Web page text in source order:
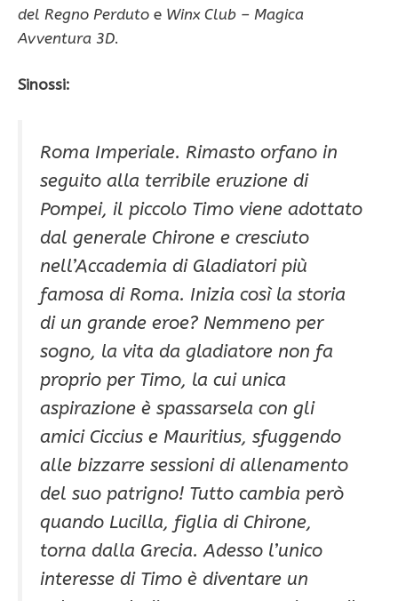
del Regno Perduto e Winx Club – Magica
Avventura 3D.
Sinossi:
Roma Imperiale. Rimasto orfano in
seguito alla terribile eruzione di
Pompei, il piccolo Timo viene adottato
dal generale Chirone e cresciuto
nell’Accademia di Gladiatori più
famosa di Roma. Inizia così la storia
di un grande eroe? Nemmeno per
sogno, la vita da gladiatore non fa
proprio per Timo, la cui unica
aspirazione è spassarsela con gli
amici Ciccius e Mauritius, sfuggendo
alle bizzarre sessioni di allenamento
del suo patrigno! Tutto cambia però
quando Lucilla, figlia di Chirone,
torna dalla Grecia. Adesso l’unico
interesse di Timo è diventare un